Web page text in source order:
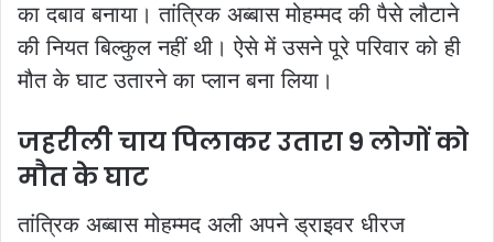
का दबाव बनाया। तांत्रिक अब्बास मोहम्मद की पैसे लौटाने
की नियत बिल्कुल नहीं थी। ऐसे में उसने पूरे परिवार को ही
मौत के घाट उतारने का प्लान बना लिया।
जहरीली चाय पिलाकर उतारा 9 लोगों को
मौत के घाट
तांत्रिक अब्बास मोहम्मद अली अपने ड्राइवर धीरज